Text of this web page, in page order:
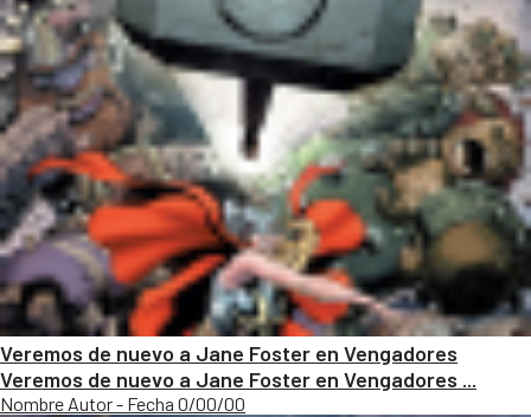
Veremos de nuevo a Jane Foster en Vengadores
Veremos de nuevo a Jane Foster en Vengadores ...
Nombre Autor - Fecha 0/00/00